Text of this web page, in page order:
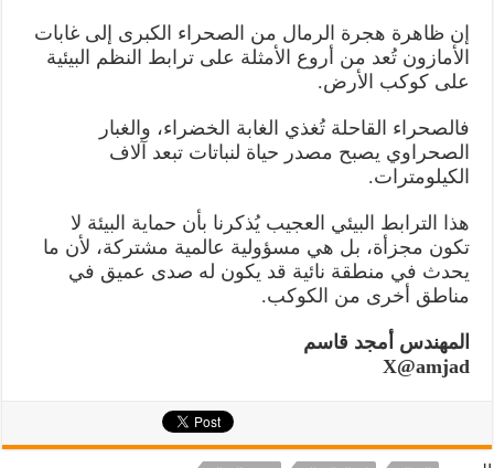
إن ظاهرة هجرة الرمال من الصحراء الكبرى إلى غابات
الأمازون تُعد من أروع الأمثلة على ترابط النظم البيئية
على كوكب الأرض.
فالصحراء القاحلة تُغذي الغابة الخضراء، والغبار
الصحراوي يصبح مصدر حياة لنباتات تبعد آلاف
الكيلومترات.
هذا الترابط البيئي العجيب يُذكرنا بأن حماية البيئة لا
تكون مجزأة، بل هي مسؤولية عالمية مشتركة، لأن ما
يحدث في منطقة نائية قد يكون له صدى عميق في
مناطق أخرى من الكوكب.
المهندس أمجد قاسم
X@amjad